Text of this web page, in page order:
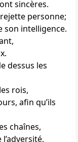
sincères.
personne;
son intelligence.
dessus les
rois,
afin qu’ils
chaînes,